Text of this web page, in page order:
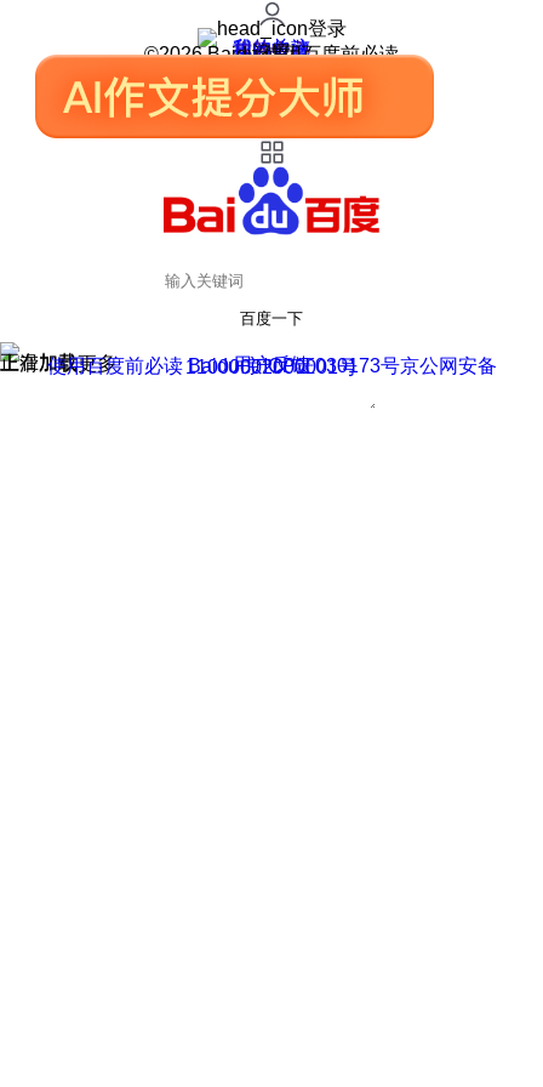
登录
我的关注
我的收藏
皮肤中心
用户反馈
设置
©2026 Baidu 使用百度前必读
百度一下
正在加载
上滑加载更多 用户反馈
使用百度前必读 Baidu 京ICP证030173号
京公网安备11000002000001号